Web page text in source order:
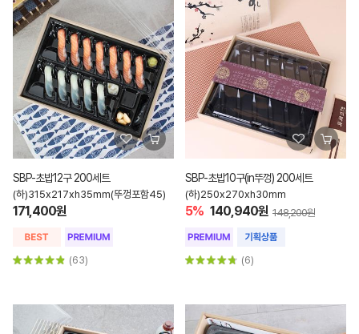
SBP-초밥12구 200세트
(하)315x217xh35mm(뚜껑포함45)
171,400원
(63)
SBP-초밥10구(in뚜껑) 200세트
(하)250x270xh30mm
5% 140,940원 148,200원
(6)